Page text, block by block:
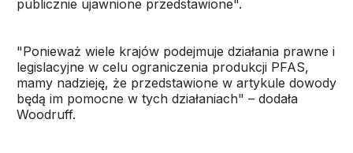
publicznie ujawnione przedstawione".
"Ponieważ wiele krajów podejmuje działania prawne i
legislacyjne w celu ograniczenia produkcji PFAS,
mamy nadzieję, że przedstawione w artykule dowody
będą im pomocne w tych działaniach" – dodała
Woodruff.